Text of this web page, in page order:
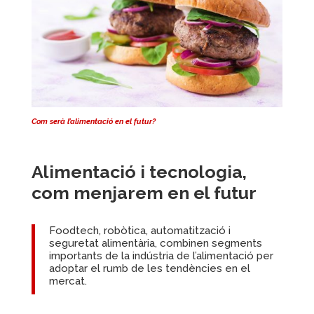
Com serà l’alimentació en el futur?
Alimentació i tecnologia,
com menjarem en el futur
Foodtech, robòtica, automatització i
seguretat alimentària, combinen segments
importants de la indústria de l’alimentació per
adoptar el rumb de les tendències en el
mercat.